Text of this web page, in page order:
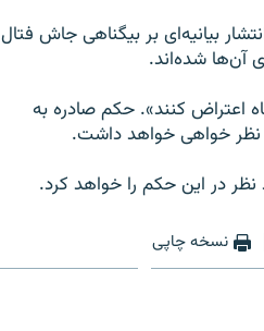
بیانیه‌ای بر بیگناهی جاش فتال
آن‌ها شده‌اند.
اعتراض کنند». حکم صادره به
در این حکم را خواهد کرد.
نسخه چاپی